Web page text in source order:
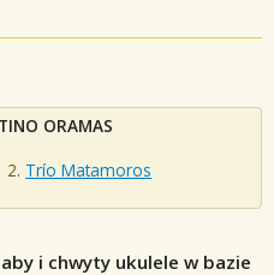
ORAMAS
Trío Matamoros
i chwyty ukulele w bazie